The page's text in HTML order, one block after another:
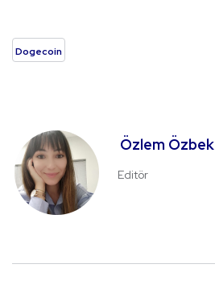
Dogecoin
Özlem Özbek
Editör